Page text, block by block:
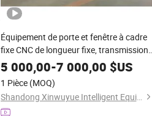
Équipement de porte et fenêtre à cadre
fixe CNC de longueur fixe, transmission
sans fil Bluetooth de haute précision
pour moteur à cœur en aluminium
équipé PLC
5 000,00-7 000,00 $US
1 Pièce (MOQ)
Shandong Xinwuyue Intelligent Equipment Co., Ltd.